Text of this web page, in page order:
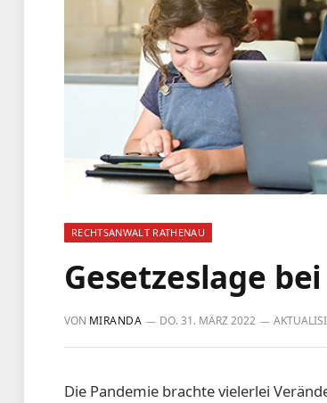
RECHTSANWALT RATHENAU
Gesetzeslage
VON MIRANDA DO. 31. MÄRZ 2022
Die Pandemie brachte vielerlei